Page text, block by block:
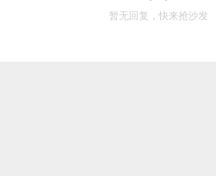
暂无回复，快来抢沙发